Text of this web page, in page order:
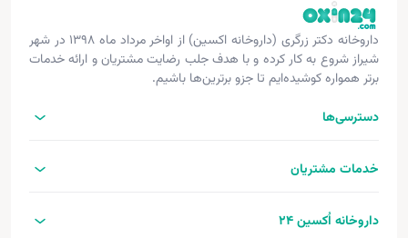
داروخانه دکتر زرگری (داروخانه اکسین) از اواخر مرداد ماه ۱۳۹۸ در شهر
شیراز شروع به کار کرده و با هدف جلب رضایت مشتریان و ارائه خدمات
برتر همواره کوشیده‌ایم تا جزو برترین‌ها باشیم.
دسترسی‌ها
خدمات مشتریان
داروخانه اُکسین 24